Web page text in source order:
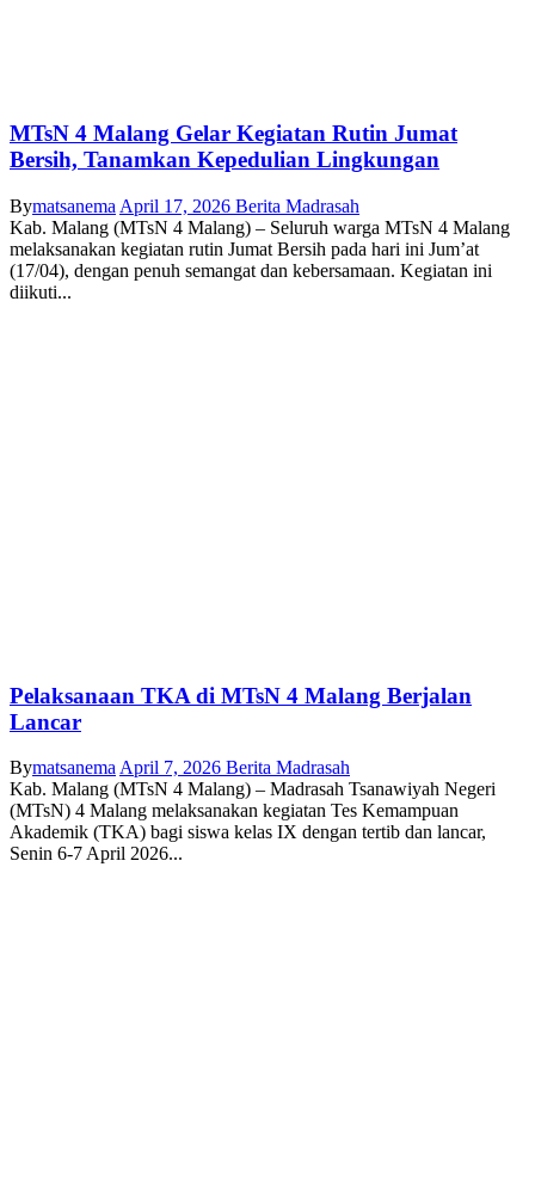
MTsN 4 Malang Gelar Kegiatan Rutin Jumat
Bersih, Tanamkan Kepedulian Lingkungan
Bymatsanema April 17, 2026 Berita Madrasah
Kab. Malang (MTsN 4 Malang) – Seluruh warga MTsN 4 Malang
melaksanakan kegiatan rutin Jumat Bersih pada hari ini Jum’at
(17/04), dengan penuh semangat dan kebersamaan. Kegiatan ini
diikuti...
Pelaksanaan TKA di MTsN 4 Malang Berjalan
Lancar
BymatsanemaApril 7, 2026 Berita Madrasah
Kab. Malang (MTsN 4 Malang) – Madrasah Tsanawiyah Negeri
(MTsN) 4 Malang melaksanakan kegiatan Tes Kemampuan
Akademik (TKA) bagi siswa kelas IX dengan tertib dan lancar,
Senin 6-7 April 2026...